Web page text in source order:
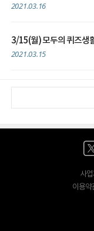
2021.03.16
3/15(월) 모두의 퀴즈생
2021.03.15
사
이용약